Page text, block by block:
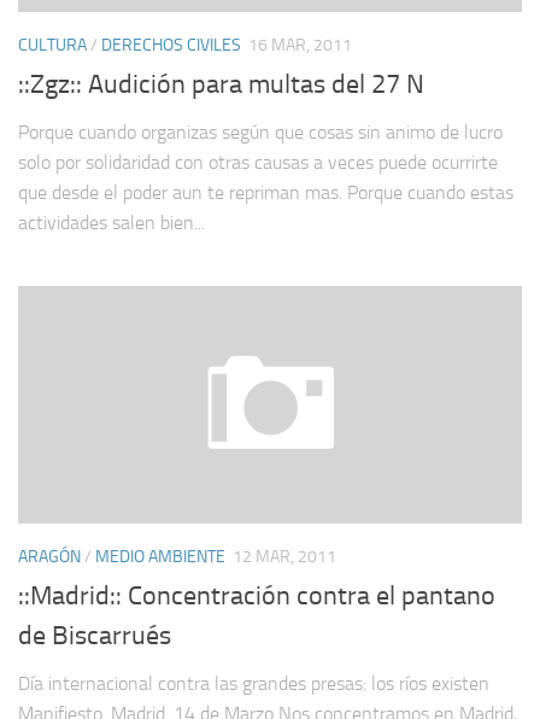
CULTURA/ DERECHOS CIVILES 16 MAR, 2011
::Zgz:: Audición para multas del 27 N
Porque cuando organizas según que cosas sin animo de lucro
solo por solidaridad con otras causas a veces puede ocurrirte
que desde el poder aun te repriman mas. Porque cuando estas
actividades salen bien...
ARAGÓN/ MEDIO AMBIENTE 12 MAR, 2011
::Madrid:: Concentración contra el pantano
de Biscarrués
Día internacional contra las grandes presas: los ríos existen
Manifiesto. Madrid. 14 de Marzo Nos concentramos en Madrid,